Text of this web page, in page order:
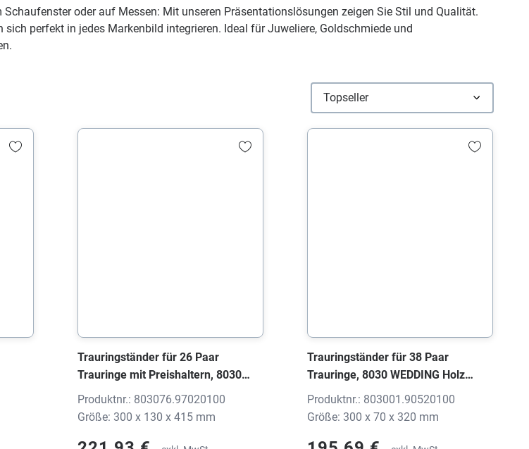
oder auf Messen: Mit unseren Präsentationslösungen zeigen Sie Stil und Qualität.
perfekt in jedes Markenbild integrieren. Ideal für Juweliere, Goldschmiede und
Trauringständer für 26 Paar
Trauringe mit Preishaltern, 8030
WEDDING Metall silber,
300x130x415 mm, ohne Druck
Produktnr.: 803076.97020100
Größe: 300 x 130 x 415 mm
Trauringständer für 38 Paar
Trauringe, 8030 WEDDING Holz
Buche, 300x70x320 mm, ohne Druck
Produktnr.: 803001.90520100
Größe: 300 x 70 x 320 mm